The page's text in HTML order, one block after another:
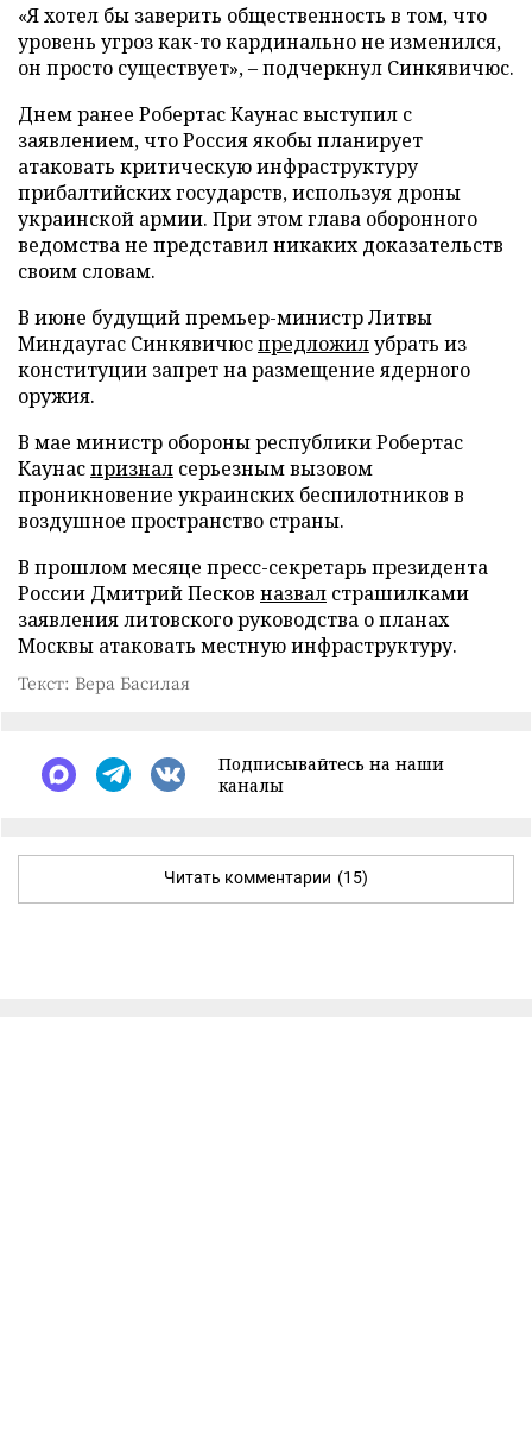
«Я хотел бы заверить общественность в том, что
уровень угроз как-то кардинально не изменился,
он просто существует», – подчеркнул Синкявичюс.
Днем ранее Робертас Каунас выступил с
заявлением, что Россия якобы планирует
атаковать критическую инфраструктуру
прибалтийских государств, используя дроны
украинской армии. При этом глава оборонного
ведомства не представил никаких доказательств
своим словам.
В июне будущий премьер-министр Литвы
Миндаугас Синкявичюспредложилубрать из
конституции запрет на размещение ядерного
оружия.
В мае министр обороны республики Робертас
Каунаспризнал серьезным вызовом
проникновение украинских беспилотников в
воздушное пространство страны.
В прошлом месяце пресс-секретарь президента
России Дмитрий Песков назвал страшилками
заявления литовского руководства о планах
Москвы атаковать местную инфраструктуру.
Текст: Вера Басилая
Подписывайтесь на наши
каналы
Читать комментарии (15)